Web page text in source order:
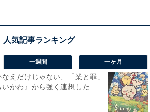
一週間 一ヶ月
えだけじゃない、「業と罪」
かわ』から強く連想した...